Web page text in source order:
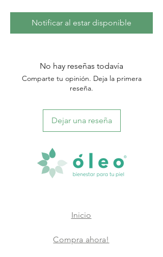
Notificar al estar disponible
No hay reseñas todavía
Comparte tu opinión. Deja la primera
reseña.
Dejar una reseña
Inicio
Compra ahora!